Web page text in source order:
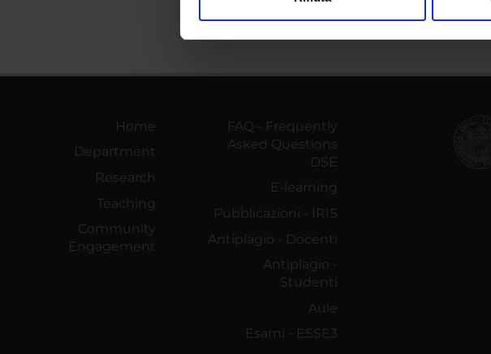
Home
Department
Research
Teaching
Community
Engagement
FAQ - Frequently
Asked Questions
DSE
E-learning
Pubblicazioni - IRIS
Antiplagio - Docenti
Antiplagio -
Studenti
Aule
Esami - ESSE3